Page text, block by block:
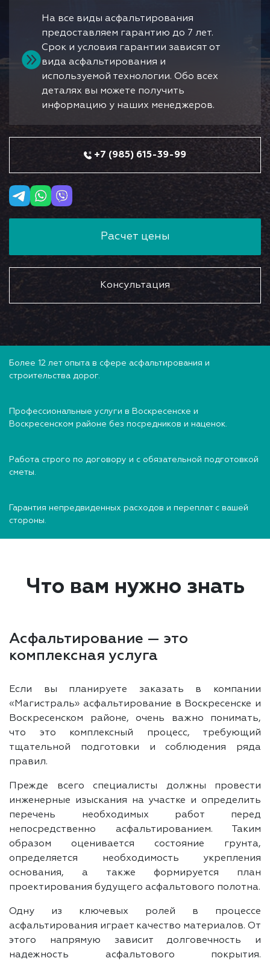
На все виды асфальтирования
предоставляем гарантию до 7 лет.
Срок и условия гарантии зависят от
вида асфальтирования и
используемой технологии. Обо всех
деталях вы можете получить
информацию у наших менеджеров.
+7 (985) 615-39-99
Расчет цены
Консультация
Более 12 лет опыта в сфере асфальтирования и
строительства дорог.
Профессиональные услуги в Воскресенске и
Воскресенском районе без посредников и наценок.
Работа строго по договору и с обязательной подготовкой
сметы.
Гарантия непредвиденных расходов и переплат с вашей
стороны.
Что вам нужно знать
Асфальтирование — это
комплексная услуга
Если вы планируете заказать в компании
«Магистраль» асфальтирование в Воскресенске и
Воскресенском районе, очень важно понимать,
что это комплексный процесс, требующий
тщательной подготовки и соблюдения ряда
правил.
Прежде всего специалисты должны провести
инженерные изыскания на участке и определить
перечень необходимых работ перед
непосредственно асфальтированием. Таким
образом оценивается состояние грунта,
определяется необходимость укрепления
основания, а также формируется план
проектирования будущего асфальтового полотна.
Одну из ключевых ролей в процессе
асфальтирования играет качество материалов. От
этого напрямую зависит долговечность и
надежность асфальтового покрытия.